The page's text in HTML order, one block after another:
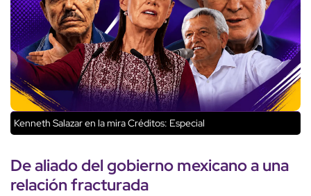
Kenneth Salazar en la miraCréditos: Especial
Dealiado del gobiernomexicano a una
relación fracturada